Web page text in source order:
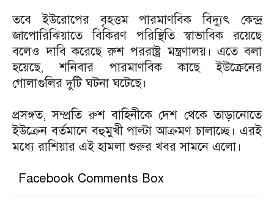
তবে ইউরোপের বৃহত্তম পারমাণবিক বিদ্যুৎ কেন্দ্র
জাপোরিঝিয়াতে বিকিরণ পরিস্থিতি স্বাভাবিক রয়েছে
বলেও দাবি করেছে রুশ পররাষ্ট্র মন্ত্রণালয়। এতে বলা
হয়েছে, শনিবার পারমাণবিক কাছে ইউক্রেনের
গোলাগুলির দুটি ঘটনা ঘটেছে।
প্রসঙ্গত, সম্প্রতি রুশ বাহিনীকে দেশ থেকে তাড়ানোতে
ইউক্রেন বর্তমানে বহুমুখী পাল্টা আক্রমণ চালাচ্ছে। এরই
মধ্যে রাশিয়ার এই হামলা শুরুর খবর সামনে এলো।
Facebook Comments Box